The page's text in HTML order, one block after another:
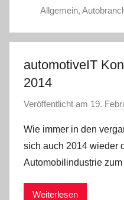
Allgemein,
automotiveIT
2014
Veröffentlicht am 19.
Wie immer in den
sich auch 2014 wieder
Automobilindustrie
Weiterlesen